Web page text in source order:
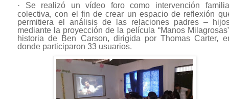
·
Se realizó un vídeo foro como intervención
colectiva, con el fin de crear un espacio de reflexión
permitiera el análisis de las relaciones padres –
mediante la proyección de la película “Manos
historia de Ben Carson, dirigida por Thomas Carter,
donde participaron 33 usuarios.